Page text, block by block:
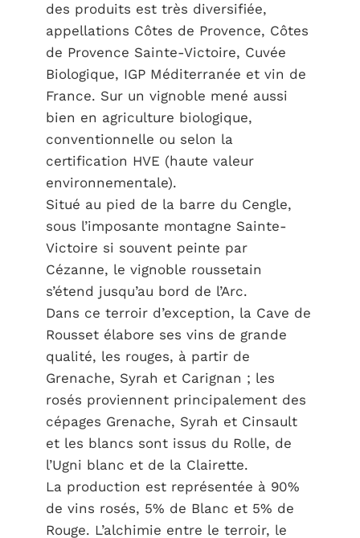
des produits est très diversifiée,
appellations Côtes de Provence, Côtes
de Provence Sainte-Victoire, Cuvée
Biologique, IGP Méditerranée et vin de
France. Sur un vignoble mené aussi
bien en agriculture biologique,
conventionnelle ou selon la
certification HVE (haute valeur
environnementale).
Situé au pied de la barre du Cengle,
sous l’imposante montagne Sainte-
Victoire si souvent peinte par
Cézanne, le vignoble roussetain
s’étend jusqu’au bord de l’Arc.
Dans ce terroir d’exception, la Cave de
Rousset élabore ses vins de grande
qualité, les rouges, à partir de
Grenache, Syrah et Carignan ; les
rosés proviennent principalement des
cépages Grenache, Syrah et Cinsault
et les blancs sont issus du Rolle, de
l’Ugni blanc et de la Clairette.
La production est représentée à 90%
de vins rosés, 5% de Blanc et 5% de
Rouge. L’alchimie entre le terroir, le